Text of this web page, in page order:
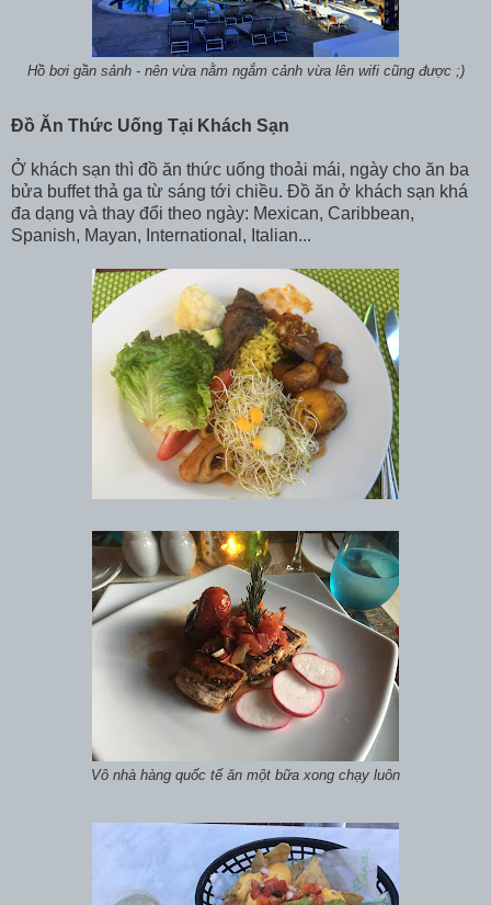
Hồ bơi gần sảnh - nên vừa nằm ngắm cảnh vừa lên wifi cũng được ;)
Đồ Ăn Thức Uống Tại Khách Sạn
Ở khách sạn thì đồ ăn thức uống thoải mái, ngày cho ăn ba
bửa buffet thả ga từ sáng tới chiều. Đồ ăn ở khách sạn khá
đa dạng và thay đổi theo ngày: Mexican, Caribbean,
Spanish, Mayan, International, Italian...
Vô nhà hàng quốc tế ăn một bữa xong chạy luôn